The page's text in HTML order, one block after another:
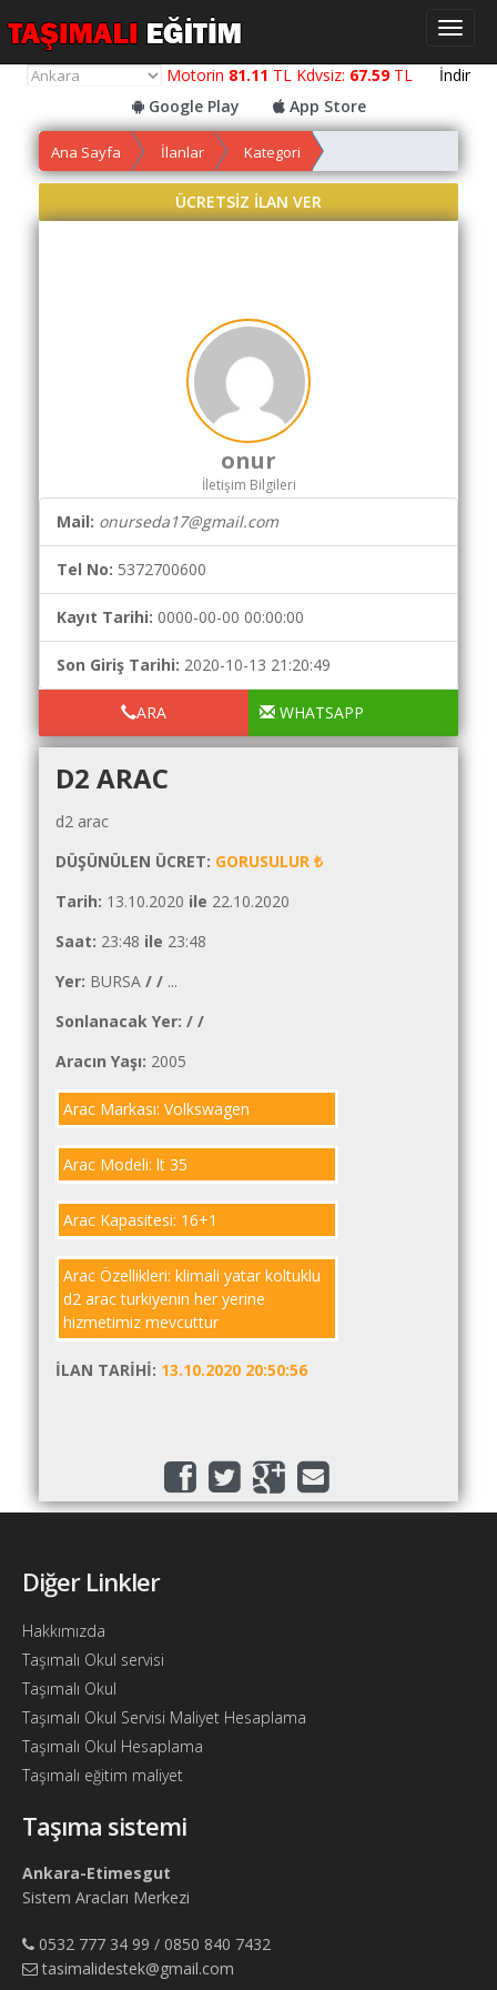
Motorin 81.11 TL Kdvsiz: 67.59TL İndir
Google Play
App Store
Yol
Hesaplama
Yol
Maliyet
Hesaplama
Şartname
Karşılaştırma
Robotu
Masaüstü
Programı
Değer
Hesaplama
Akaryakıt
Fiyatları
İhale
İlanlar
Söför
arayanlar
Soför
arayanlar
Aracına
arayanlar
Bul
Hakkımızda
İletişim
Ana Sayfa İlanlar Kategori
ÜCRETSİZ İLAN VER
onur
İletişim Bilgileri
Mail: onurseda17@gmail.com
Tel No: 5372700600
Kayıt Tarihi: 0000-00-00 00:00:00
Son Giriş Tarihi: 2020-10-13 21:20:49
ARA WHATSAPP
D2 ARAC
d2 arac
DÜŞÜNÜLEN ÜCRET: GORUSULUR ₺
Tarih: 13.10.2020 ile 22.10.2020
Saat: 23:48 ile 23:48
Yer: BURSA / / ...
Sonlanacak Yer: / /
Aracın Yaşı: 2005
Arac Markası: Volkswagen
Arac Modeli: lt 35
Arac Kapasitesi: 16+1
Arac Özellikleri: klimali yatar koltuklu
d2 arac turkiyenin her yerine
hizmetimiz mevcuttur
İLAN TARIHI: 13.10.2020 20:50:56
Diğer Linkler
Hakkımızda
Taşımalı Okul servisi
Taşımalı Okul
Taşımalı Okul Servisi Maliyet Hesaplama
Taşımalı Okul Hesaplama
Taşımalı eğitim maliyet
Taşıma sistemi
Ankara-Etimesgut
Sistem Aracları Merkezi
0532 777 34 99 / 0850 840 7432
tasimalidestek@gmail.com